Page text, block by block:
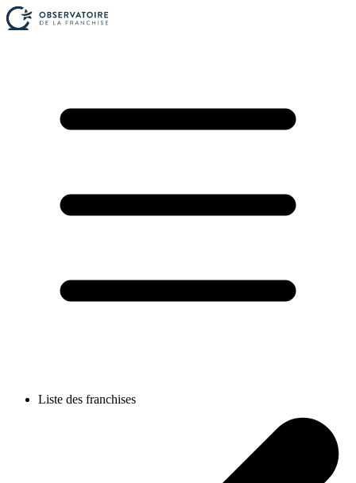
Liste des franchises